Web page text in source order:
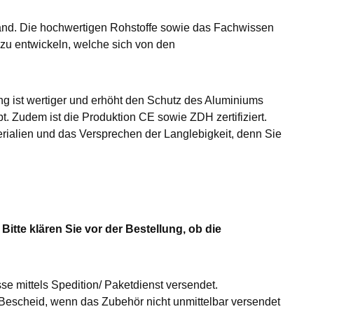
Die hochwertigen Rohstoffe sowie das Fachwissen
entwickeln, welche sich von den
ist wertiger und erhöht den Schutz des Aluminiums
Zudem ist die Produktion CE sowie ZDH zertifiziert.
und das Versprechen der Langlebigkeit, denn Sie
klären Sie vor der Bestellung, ob die
mittels Spedition/ Paketdienst versendet.
wenn das Zubehör nicht unmittelbar versendet